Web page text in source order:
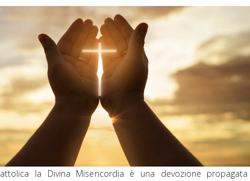
la Divina Misericordia è una devozione